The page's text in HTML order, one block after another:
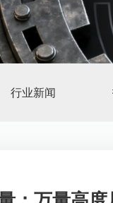
行业新闻